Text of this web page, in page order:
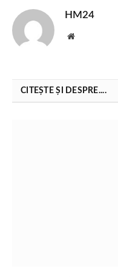
HM24
Website
CITEȘTE ȘI DESPRE....